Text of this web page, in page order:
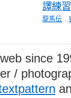
譯練習
龍馬伝…
since
/